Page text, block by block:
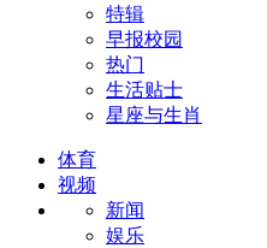
特辑
早报校园
热门
生活贴士
星座与生肖
体育
视频
新闻
娱乐